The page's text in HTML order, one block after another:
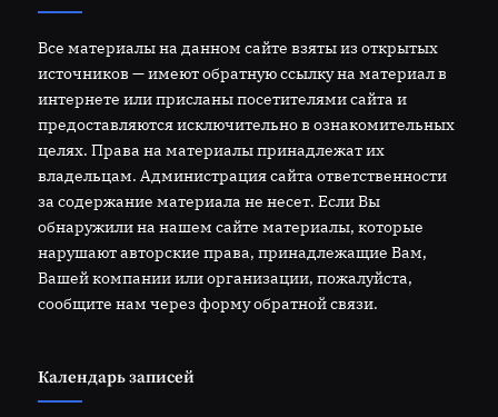
Все материалы на данном сайте взяты из открытых
источников — имеют обратную ссылку на материал в
интернете или присланы посетителями сайта и
предоставляются исключительно в ознакомительных
целях. Права на материалы принадлежат их
владельцам. Администрация сайта ответственности
за содержание материала не несет. Если Вы
обнаружили на нашем сайте материалы, которые
нарушают авторские права, принадлежащие Вам,
Вашей компании или организации, пожалуйста,
сообщите нам через форму обратной связи.
Календарь записей